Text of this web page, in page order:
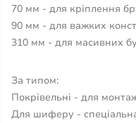
70 мм - для кріплення
90 мм - для важких
310 мм - для масивних
За типом:
Покрівельні - для
Для шиферу -